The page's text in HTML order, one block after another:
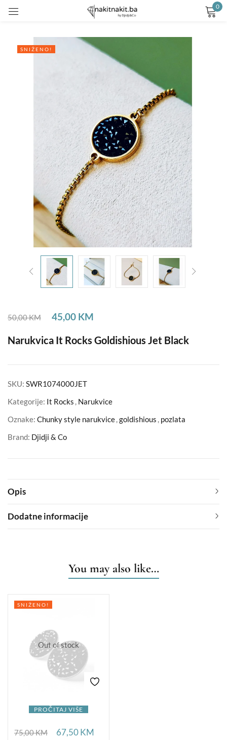
0
SNIŽENO!
50,00KM 45,00 KM
Narukvica It Rocks Goldishious Jet Black
SKU: SWR1074000JET
Kategorije: It Rocks , Narukvice
Oznake: Chunky style narukvice,goldishious , pozlata
Brand: Djidji & Co
Opis
Dodatne informacije
You may also like…
Out of stock
PROČITAJ VIŠE
SNIŽENO!
75,00KM 67,50KM
Remember me Lost password?
LOG IN
CREATE AN ACCOUNT